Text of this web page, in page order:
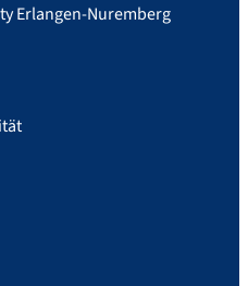
Erlangen-Nuremberg